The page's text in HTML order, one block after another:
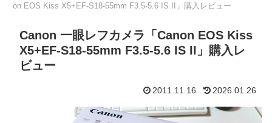
on EOS Kiss X5+EF-S18-55mm F3.5-5.6 IS II」購入レビュー
Canon 一眼レフカメラ「Canon EOS Kiss
X5+EF-S18-55mm F3.5-5.6 IS II」購入レ
ビュー
2011.11.16 2026.01.26